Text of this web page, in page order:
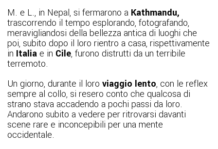
M. e L., in Nepal, si fermarono a Kathmandu,
trascorrendo il tempo esplorando, fotografando,
meravigliandosi della bellezza antica di luoghi che
poi, subito dopo il loro rientro a casa, rispettivamente
in Italia e in Cile, furono distrutti da un terribile
terremoto.
Un giorno, durante il loro viaggio lento, con le reflex
sempre al collo, si resero conto che qualcosa di
strano stava accadendo a pochi passi da loro.
Andarono subito a vedere per ritrovarsi davanti
scene rare e inconcepibili per una mente
occidentale.